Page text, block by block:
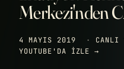
Merkezi'nden
4 MAYIS 2019 · CANLI
YOUTUBE'DA IZLE →